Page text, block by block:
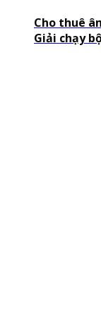
Cho thuê
Giải chạy